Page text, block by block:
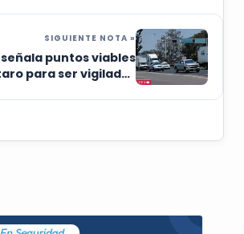
SIGUIENTE NOTA »
señala puntos viables
para ser vigilados